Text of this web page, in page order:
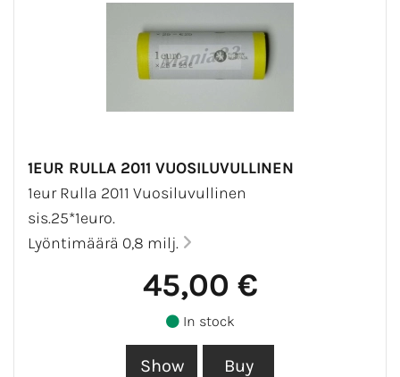
1EUR RULLA 2011 VUOSILUVULLINEN
1eur Rulla 2011 Vuosiluvullinen
sis.25*1euro.
Lyöntimäärä 0,8 milj.
45,00 €
In stock